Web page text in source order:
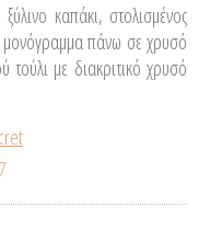
καπάκι, στολισμένος
μονόγραμμα πάνω σε χρυσό
με διακριτικό χρυσό